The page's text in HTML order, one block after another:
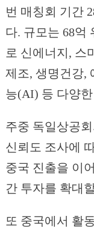
번 매칭회 기간
다. 규모는 68억
로 신에너지, 스
제조, 생명건강,
능(AI) 등 다양
주중 독일상공
신뢰도 조사에
중국 진출을 이
간 투자를 확대
또 중국에서 활